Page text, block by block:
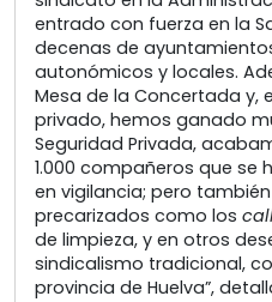
entrado con fuerza en la
decenas de
autonómicos y locales.
Mesa de la Concertada y,
privado, hemos ganado
Seguridad Privada,
1.000 compañeros que se
en vigilancia; pero
precarizados como los
de limpieza, y en otros
sindicalismo tradicional,
provincia de Huelva”,